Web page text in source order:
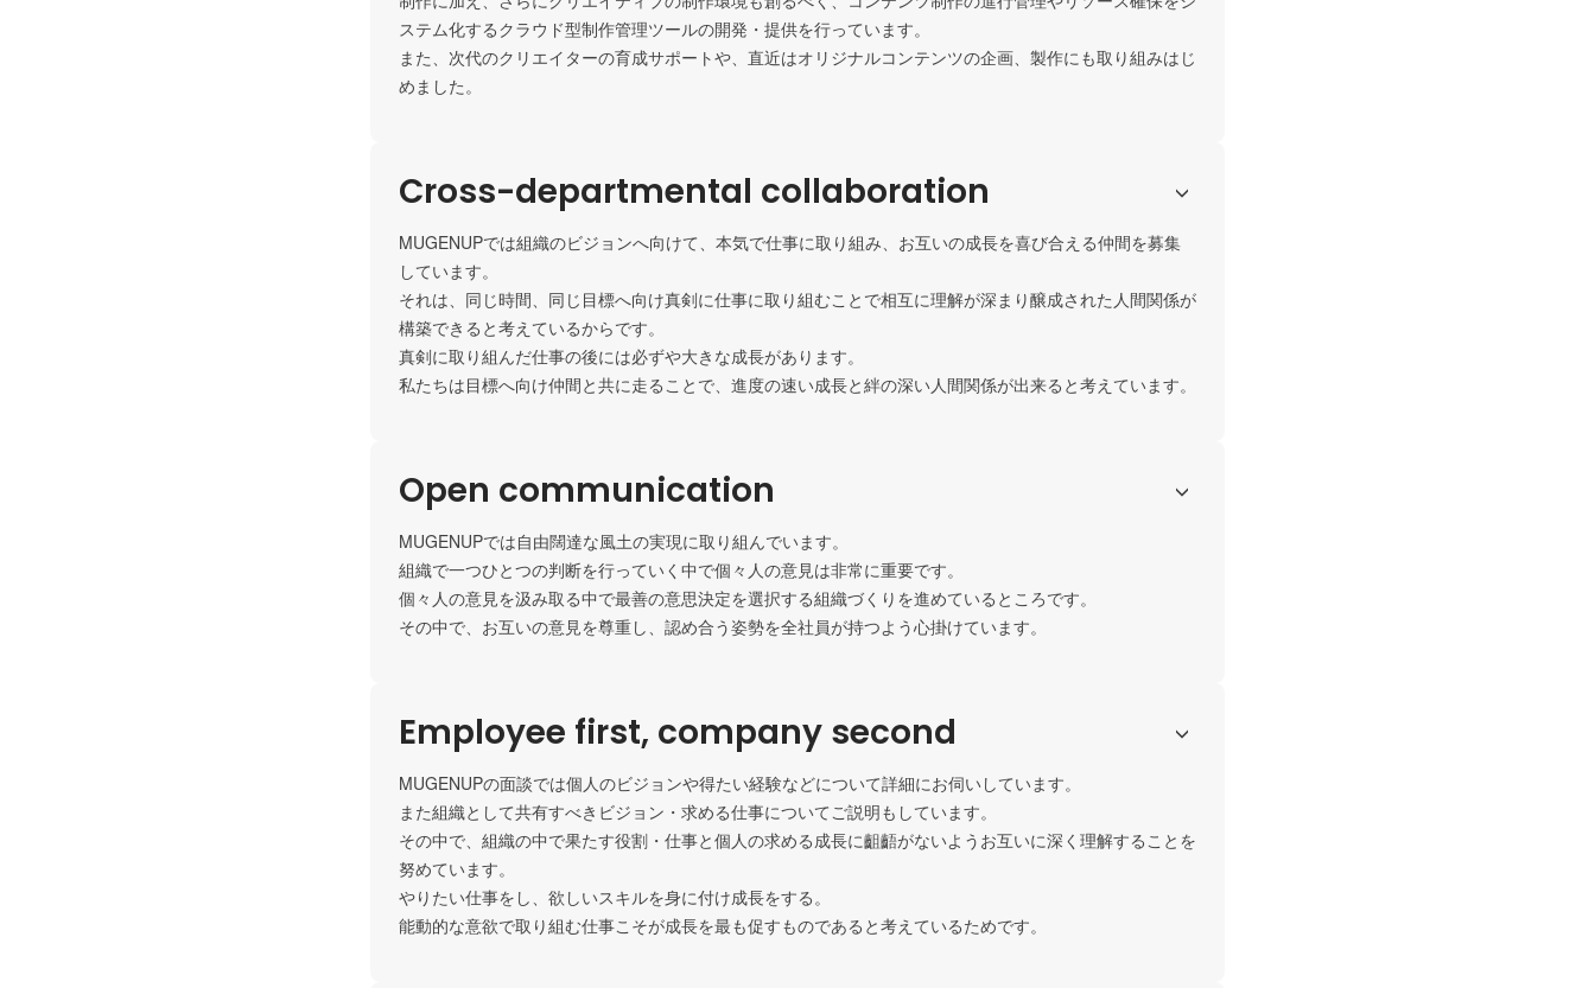
ステム化するクラウド型制作管理ツールの開発・提供を行っています。
また、次代のクリエイターの育成サポートや、直近はオリジナルコンテンツの企画、製作にも取り組みはじ
めました。
Cross-departmental collaboration
MUGENUPでは組織のビジョンへ向けて、本気で仕事に取り組み、お互いの成長を喜び合える仲間を募集
しています。
それは、同じ時間、同じ目標へ向け真剣に仕事に取り組むことで相互に理解が深まり醸成された人間関係が
構築できると考えているからです。
真剣に取り組んだ仕事の後には必ずや大きな成長があります。
私たちは目標へ向け仲間と共に走ることで、進度の速い成長と絆の深い人間関係が出来ると考えています。
Open communication
MUGENUPでは自由闊達な風土の実現に取り組んでいます。
組織で一つひとつの判断を行っていく中で個々人の意見は非常に重要です。
個々人の意見を汲み取る中で最善の意思決定を選択する組織づくりを進めているところです。
その中で、お互いの意見を尊重し、認め合う姿勢を全社員が持つよう心掛けています。
Employee first, company second
MUGENUPの面談では個人のビジョンや得たい経験などについて詳細にお伺いしています。
また組織として共有すべきビジョン・求める仕事についてご説明もしています。
その中で、組織の中で果たす役割・仕事と個人の求める成長に齟齬がないようお互いに深く理解することを
努めています。
やりたい仕事をし、欲しいスキルを身に付け成長をする。
能動的な意欲で取り組む仕事こそが成長を最も促すものであると考えているためです。